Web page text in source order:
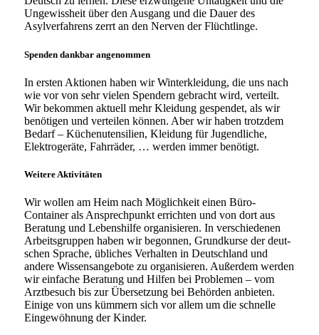
Ungewissheit über den Ausgang und die Dauer des
Asylverfahrens zerrt an den Nerven der Flüchtlinge.
Spenden dankbar angenommen
In ers­ten Aktionen haben wir Winterkleidung, die uns nach
wie vor von sehr vie­len Spendern gebracht wird, ver­teilt.
Wir bekom­men aktu­ell mehr Kleidung gespen­det, als wir
benö­ti­gen und ver­tei­len kön­nen. Aber wir haben trotz­dem
Bedarf – Küchenutensilien, Kleidung für Jugendliche,
Elektrogeräte, Fahrräder, … wer­den immer benötigt.
Weitere Aktivitäten
Wir wol­len am Heim nach Möglichkeit einen Büro-
Container als Ansprechpunkt errich­ten und von dort aus
Beratung und Lebenshilfe orga­ni­sie­ren. In ver­schie­de­nen
Arbeitsgruppen haben wir begon­nen, Grundkurse der deut­
schen Sprache, übli­ches Verhalten in Deutschland und
ande­re Wissensangebote zu orga­ni­sie­ren. Außerdem wer­den
wir ein­fa­che Beratung und Hilfen bei Problemen – vom
Arztbesuch bis zur Übersetzung bei Behörden anbie­ten.
Einige von uns küm­mern sich vor allem um die schnel­le
Eingewöhnung der Kinder.